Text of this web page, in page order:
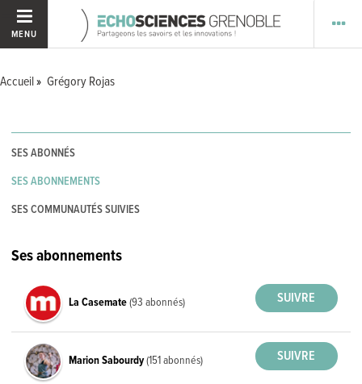
MENU
Accueil Grégory Rojas
SES ABONNÉS
SES ABONNEMENTS
SES COMMUNAUTÉS SUIVIES
Ses abonnements
La Casemate(93 abonnés)
Marion Sabourdy(151 abonnés)